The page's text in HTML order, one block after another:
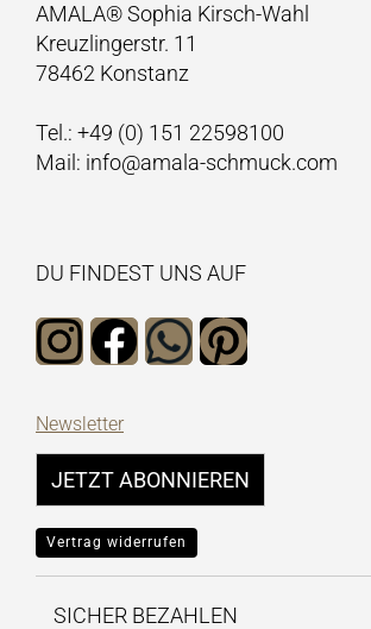
AMALA® Sophia Kirsch-Wahl
Kreuzlingerstr. 11
78462 Konstanz
Tel.: +49 (0) 151 22598100
Mail: info@amala-schmuck.com
DU FINDEST UNS AUF
Newsletter
JETZT ABONNIEREN
Vertrag widerrufen
SICHER BEZAHLEN